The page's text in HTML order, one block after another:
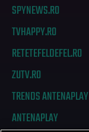
SPYNEWS.RO
TVHAPPY.RO
RETETEFELDEFEL.RO
ZUTV.RO
TRENDS ANTENAPLAY
ANTENAPLAY